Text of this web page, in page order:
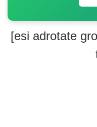
[esi adrotate